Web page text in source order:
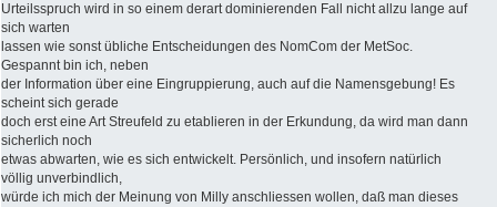
Urteilsspruch wird in so einem derart dominierenden Fall nicht allzu lange auf
sich warten
lassen wie sonst übliche Entscheidungen des NomCom der MetSoc.
Gespannt bin ich, neben
der Information über eine Eingruppierung, auch auf die Namensgebung! Es
scheint sich gerade
doch erst eine Art Streufeld zu etablieren in der Erkundung, da wird man dann
sicherlich noch
etwas abwarten, wie es sich entwickelt. Persönlich, und insofern natürlich
völlig unverbindlich,
würde ich mich der Meinung von Milly anschliessen wollen, daß man dieses